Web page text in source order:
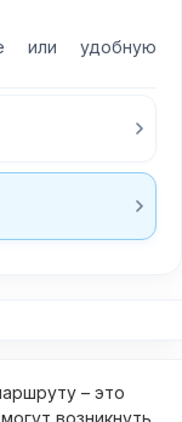
или удобную
– это
возникнуть